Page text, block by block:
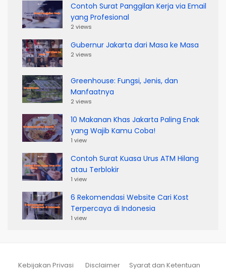
Contoh Surat Panggilan Kerja via Email
yang Profesional
2 views
Gubernur Jakarta dari Masa ke Masa
2 views
Greenhouse: Fungsi, Jenis, dan
Manfaatnya
2 views
10 Makanan Khas Jakarta Paling Enak
yang Wajib Kamu Coba!
1 view
Contoh Surat Kuasa Urus ATM Hilang
atau Terblokir
1 view
6 Rekomendasi Website Cari Kost
Terpercaya di Indonesia
1 view
Kebijakan Privasi Disclaimer
Syarat dan Ketentuan